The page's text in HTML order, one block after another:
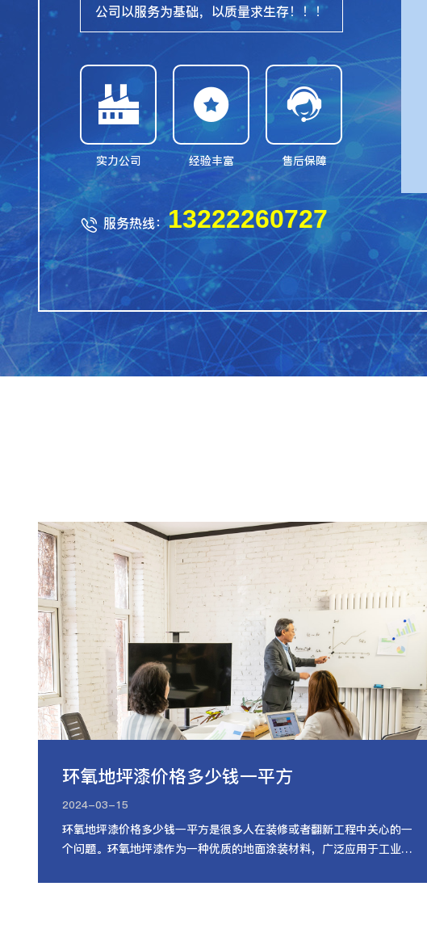
公司以服务为基础，以质量求生存！！！

实力公司

经验丰富

售后保障
 服务热线：13222260727
环氧地坪漆价格多少钱一平方
2024-03-15
环氧地坪漆价格多少钱一平方是很多人在装修或者翻新工程中关心的一
个问题。环氧地坪漆作为一种优质的地面涂装材料，广泛应用于工业厂